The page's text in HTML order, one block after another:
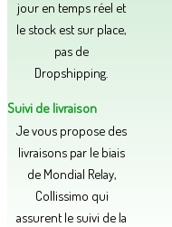
jour en temps réel et
le stock est sur place,
pas de
Dropshipping.
Suivi de livraison
Je vous propose des
livraisons par le biais
de Mondial Relay,
Collissimo qui
assurent le suivi de la